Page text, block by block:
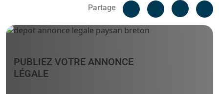
Partage
Facebook
Linked
PUBLIEZ VOTRE ANNONCE
LÉGALE